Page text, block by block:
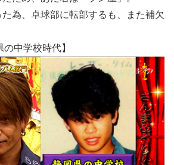
為、卓球部に転部するも、また補欠
中学校時代】